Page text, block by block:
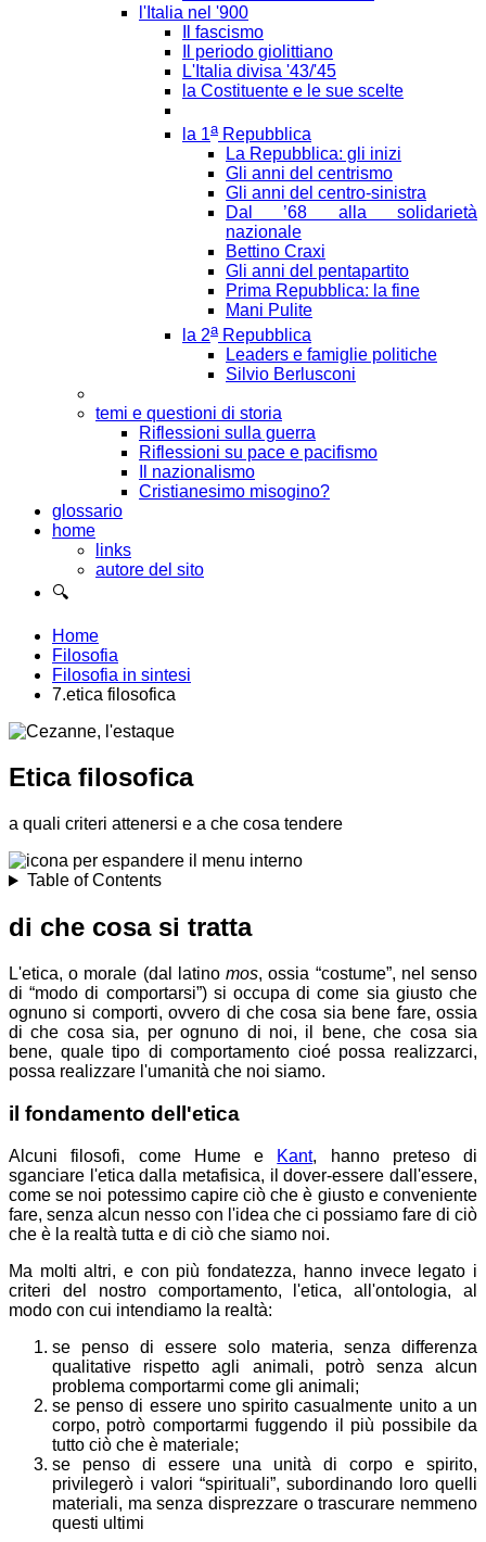
l'Italia nel '900
Il fascismo
Il periodo giolittiano
L'Italia divisa '43/'45
la Costituente e le sue scelte
la 1aRepubblica
La Repubblica: gli inizi
Gli anni del centrismo
Gli anni del centro-sinistra
Dal ’68 alla solidarietà
nazionale
Bettino Craxi
Gli anni del pentapartito
Prima Repubblica: la fine
Mani Pulite
la 2aRepubblica
Leaders e famiglie politiche
Silvio Berlusconi
temi e questioni di storia
Riflessioni sulla guerra
Riflessioni su pace e pacifismo
Il nazionalismo
Cristianesimo misogino?
glossario
home
links
autore del sito
🔍
Home
Filosofia
Filosofia in sintesi
7.etica filosofica
Etica filosofica
a quali criteri attenersi e a che cosa tendere
Table of Contents
di che cosa si tratta
L'etica, o morale (dal latinomos, ossia “costume”, nel senso
di “modo di comportarsi”) si occupa di come sia giusto che
ognuno si comporti, ovvero di che cosa sia bene fare, ossia
di che cosa sia, per ognuno di noi, il bene, che cosa sia
bene, quale tipo di comportamento cioé possa realizzarci,
possa realizzare l'umanità che noi siamo.
il fondamento dell'etica
Alcuni filosofi, come Hume e Kant, hanno preteso di
sganciare l'etica dalla metafisica, il dover-essere dall'essere,
come se noi potessimo capire ciò che è giusto e conveniente
fare, senza alcun nesso con l'idea che ci possiamo fare di ciò
che è la realtà tutta e di ciò che siamo noi.
Ma molti altri, e con più fondatezza, hanno invece legato i
criteri del nostro comportamento, l'etica, all'ontologia, al
modo con cui intendiamo la realtà:
se penso di essere solo materia, senza differenza
qualitative rispetto agli animali, potrò senza alcun
problema comportarmi come gli animali;
se penso di essere uno spirito casualmente unito a un
corpo, potrò comportarmi fuggendo il più possibile da
tutto ciò che è materiale;
se penso di essere una unità di corpo e spirito,
privilegerò i valori “spirituali”, subordinando loro quelli
materiali, masenza disprezzare o trascurare nemmeno
questi ultimi